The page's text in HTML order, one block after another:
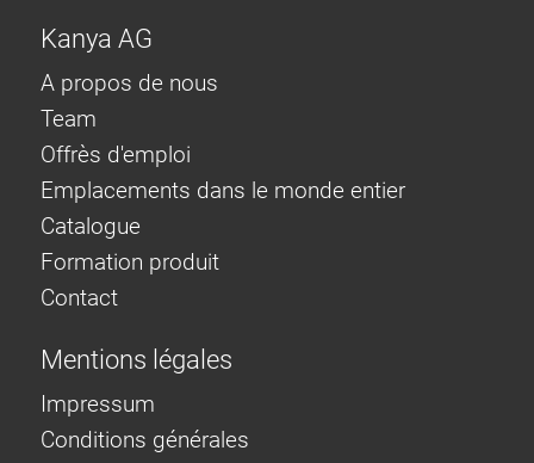
Kanya AG
A propos de nous
Team
Offrès d'emploi
Emplacements dans le monde entier
Catalogue
Formation produit
Contact
Mentions légales
Impressum
Conditions générales